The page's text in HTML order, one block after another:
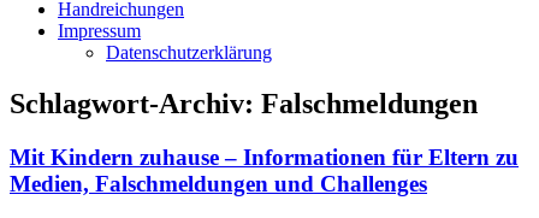
Handreichungen
Impressum
Datenschutzerklärung
Schlagwort-Archiv: Falschmeldungen
Mit Kindern zuhause – Informationen für Eltern zu
Medien, Falschmeldungen und Challenges